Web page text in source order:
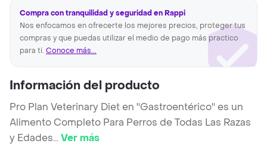
Compra con tranquilidad y seguridad en Rappi
Nos enfocamos en ofrecerte los mejores precios, proteger tus
compras y que puedas utilizar el medio de pago más practico
para ti. Conoce más...
Información del producto
Pro Plan Veterinary Diet en ''Gastroentérico'' es un
Alimento Completo Para Perros de Todas Las Razas
y Edades...Ver más